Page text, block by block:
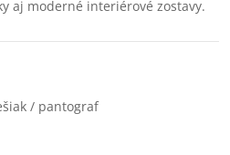
aj moderné interiérové zostavy.
/ pantograf